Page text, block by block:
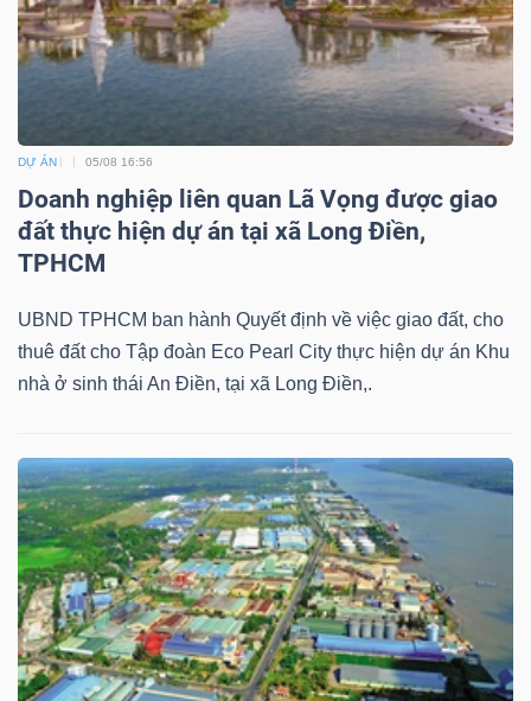
DỰ ÁN 05/08 16:56
Doanh nghiệp liên quan Lã Vọng được giao
đất thực hiện dự án tại xã Long Điền,
TPHCM
UBND TPHCM ban hành Quyết định về việc giao đất, cho
thuê đất cho Tập đoàn Eco Pearl City thực hiện dự án Khu
nhà ở sinh thái An Điền, tại xã Long Điền,.